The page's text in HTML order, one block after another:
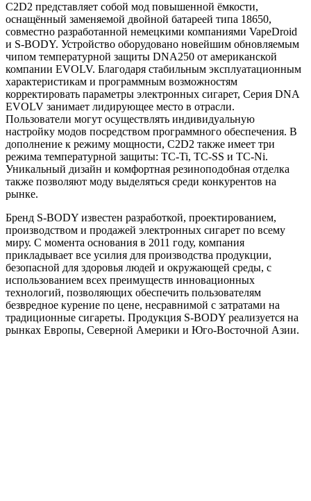
C2D2 представляет собой мод повышенной ёмкости,
оснащённый заменяемой двойной батареей типа 18650,
совместно разработанной немецкими компаниями VapeDroid
и S-BODY. Устройство оборудовано новейшим обновляемым
чипом температурной защиты DNA250 от американской
компании EVOLV. Благодаря стабильным эксплуатационным
характеристикам и программным возможностям
корректировать параметры электронных сигарет, Серия DNA
EVOLV занимает лидирующее место в отрасли.
Пользователи могут осуществлять индивидуальную
настройку модов посредством программного обеспечения. В
дополнение к режиму мощности, C2D2 также имеет три
режима температурной защиты: TC-Ti, TC-SS и TC-Ni.
Уникальный дизайн и комфортная резиноподобная отделка
также позволяют моду выделяться среди конкурентов на
рынке.
Бренд S-BODY известен разработкой, проектированием,
производством и продажей электронных сигарет по всему
миру. С момента основания в 2011 году, компания
прикладывает все усилия для производства продукции,
безопасной для здоровья людей и окружающей среды, с
использованием всех преимуществ инновационных
технологий, позволяющих обеспечить пользователям
безвредное курение по цене, несравнимой с затратами на
традиционные сигареты. Продукция S-BODY реализуется на
рынках Европы, Северной Америки и Юго-Восточной Азии.